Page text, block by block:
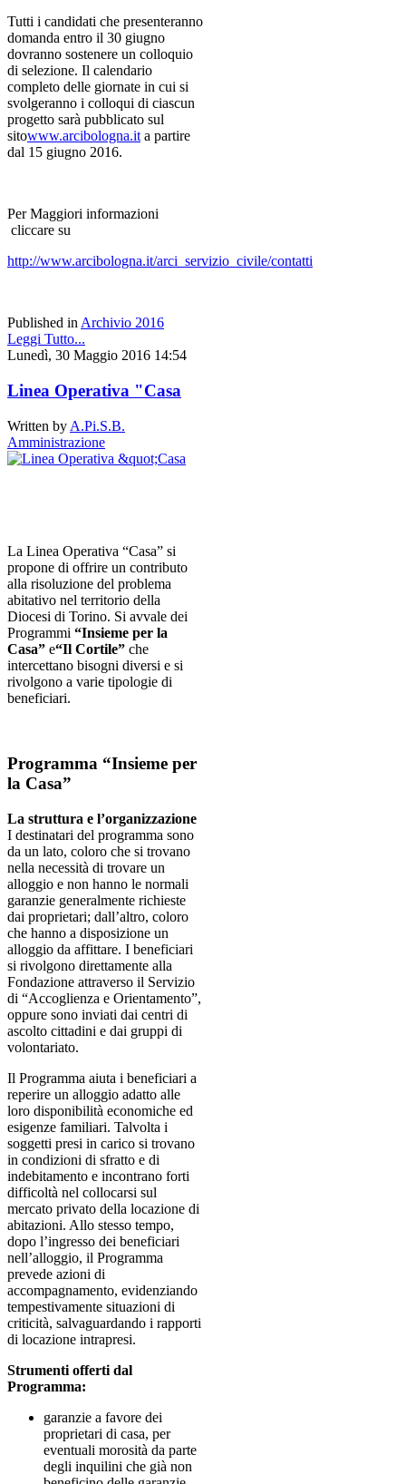
Tutti i candidati che presenteranno
domanda entro il 30 giugno
dovranno sostenere un colloquio
di selezione. Il calendario
completo delle giornate in cui si
svolgeranno i colloqui di ciascun
progetto sarà pubblicato sul
sitowww.arcibologna.it a partire
dal 15 giugno 2016.
Per Maggiori informazioni
cliccare su
http://www.arcibologna.it/arci_servizio_civile/contatti
Published in Archivio 2016
Leggi Tutto...
Lunedì, 30 Maggio 2016 14:54
Linea Operativa "Casa
Written by A.Pi.S.B.
Amministrazione
La Linea Operativa “Casa” si
propone di offrire un contributo
alla risoluzione del problema
abitativo nel territorio della
Diocesi di Torino. Si avvale dei
Programmi “Insieme per la
Casa” e“Il Cortile” che
intercettano bisogni diversi e si
rivolgono a varie tipologie di
beneficiari.
Programma “Insieme per
la Casa”
La struttura e l’organizzazione
I destinatari del programma sono
da un lato, coloro che si trovano
nella necessità di trovare un
alloggio e non hanno le normali
garanzie generalmente richieste
dai proprietari; dall’altro, coloro
che hanno a disposizione un
alloggio da affittare. I beneficiari
si rivolgono direttamente alla
Fondazione attraverso il Servizio
di “Accoglienza e Orientamento”,
oppure sono inviati dai centri di
ascolto cittadini e dai gruppi di
volontariato.
Il Programma aiuta i beneficiari a
reperire un alloggio adatto alle
loro disponibilità economiche ed
esigenze familiari. Talvolta i
soggetti presi in carico si trovano
in condizioni di sfratto e di
indebitamento e incontrano forti
difficoltà nel collocarsi sul
mercato privato della locazione di
abitazioni. Allo stesso tempo,
dopo l’ingresso dei beneficiari
nell’alloggio, il Programma
prevede azioni di
accompagnamento, evidenziando
tempestivamente situazioni di
criticità, salvaguardando i rapporti
di locazione intrapresi.
Strumenti offerti dal
Programma:
garanzie a favore dei
proprietari di casa, per
eventuali morosità da parte
degli inquilini che già non